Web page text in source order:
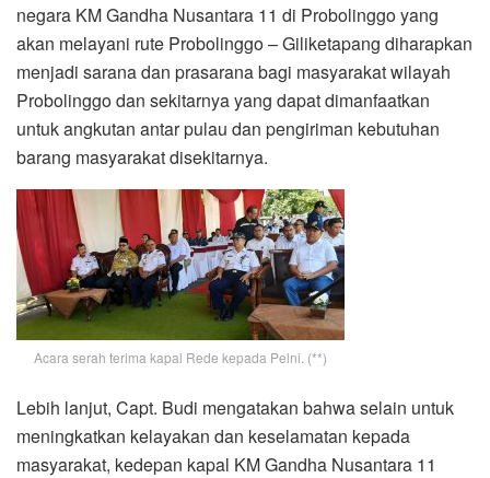
negara KM Gandha Nusantara 11 di Probolinggo yang
akan melayani rute Probolinggo – Giliketapang diharapkan
menjadi sarana dan prasarana bagi masyarakat wilayah
Probolinggo dan sekitarnya yang dapat dimanfaatkan
untuk angkutan antar pulau dan pengiriman kebutuhan
barang masyarakat disekitarnya.
Acara serah terima kapal Rede kepada Pelni. (**)
Lebih lanjut, Capt. Budi mengatakan bahwa selain untuk
meningkatkan kelayakan dan keselamatan kepada
masyarakat, kedepan kapal KM Gandha Nusantara 11